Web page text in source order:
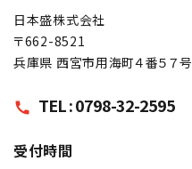
日本盛株式会社
〒662-8521
兵庫県 西宮市用海町４番５７号
call TEL : 0798-32-2595
受付時間